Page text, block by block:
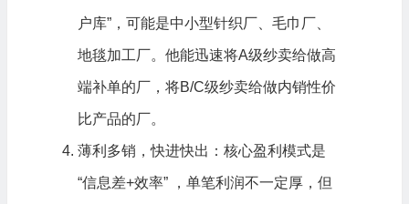
户库”，可能是中小型针织厂、毛巾厂、
地毯加工厂。他能迅速将A级纱卖给做高
端补单的厂，将B/C级纱卖给做内销性价
比产品的厂。
薄利多销，快进快出：核心盈利模式是
“信息差+效率” ，单笔利润不一定厚，但